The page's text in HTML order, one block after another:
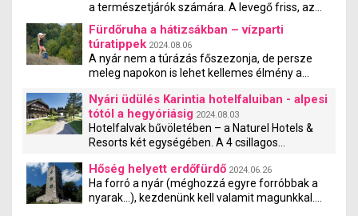
a természetjárók számára. A levegő friss, az
erdők és hegyek pedig lenyűgöző színekben
pompáznak. Magyarország bővelkedik
gyönyörű túraútvonalakban, amik tökéletesek
mind a kezdők, mind a tapasztalt túrázók
számára. Ebben az útmutatóban bemutatjuk,
hogyan készülhetsz fel egy őszi túrára, és hol
találhatod meg az ország legszebb
túraútvonalait.
Fürdőruha a hátizsákban – vízparti
túratippek 2024.08.06
A nyár nem a túrázás főszezonja, de persze
meleg napokon is lehet kellemes élmény a
és egy hűsítő strandon zárhatjuk a túrát.
Vízparti túratippek mindig jól jönnek!
Nyári üdülés Karintia hotelfaluiban - alpesi
tótól a hegyóriásig 2024.08.03
Hotelfalvak bűvöletében – a Naturel Hotels &
Resorts két egységében. A 4 csillagos
hotelfaluban a szabadságolás csúcsélvezet.
Akár a lélegzetelállítóan csodás természetben,
akár a Faaki-tó (Faaker See) partján. A 400 éves
Hőség helyett erdőfürdő 2024.06.26
Ha forró a nyár (méghozzá egyre forróbbak a
nyarak…), kezdenünk kell valamit magunkkal.